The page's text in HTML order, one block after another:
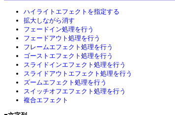
ハイライトエフェクトを指定する
拡大しながら消す
フェードイン処理を行う
フェードアウト処理を行う
フレームエフェクト処理を行う
ゴーストエフェクト処理を行う
スライドインエフェクト処理を行う
スライドアウトエフェクト処理を行う
ズームエフェクト処理を行う
スイッチオフエフェクト処理を行う
複合エフェクト